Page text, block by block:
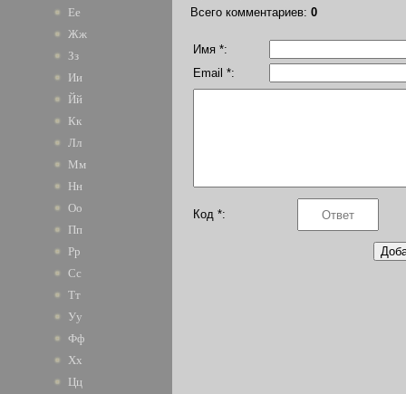
Ее
Жж
Зз
Ии
Йй
Кк
Лл
Мм
Нн
Оо
Пп
Рр
Сс
Тт
Уу
Фф
Хх
Цц
Всего комментариев: 0
Имя *:
Email *:
Код *: